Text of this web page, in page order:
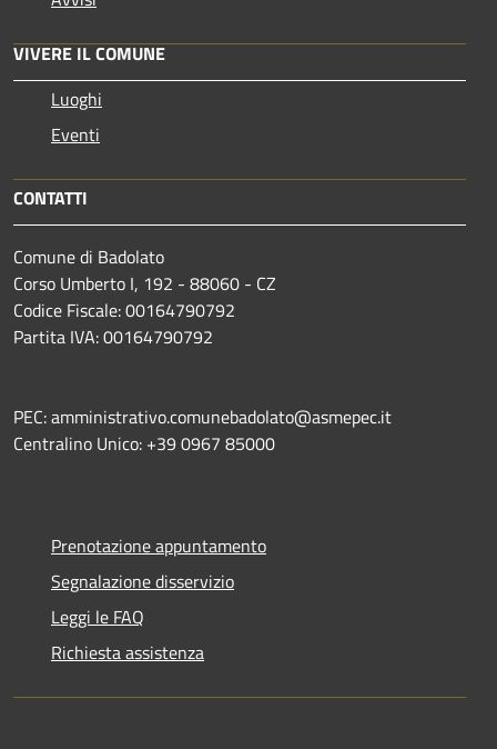
VIVERE IL COMUNE
Luoghi
Eventi
CONTATTI
Comune di Badolato
Corso Umberto I, 192 - 88060 - CZ
Codice Fiscale: 00164790792
Partita IVA: 00164790792
PEC: amministrativo.comunebadolato@asmepec.it
Centralino Unico: +39 0967 85000
Prenotazione appuntamento
Segnalazione disservizio
Leggi le FAQ
Richiesta assistenza